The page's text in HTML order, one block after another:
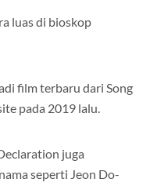
luas di bioskop
film terbaru dari Song
pada 2019 lalu.
juga
seperti Jeon Do-